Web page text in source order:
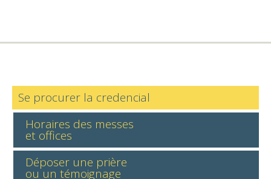
Se procurer la credencial
Horaires des messes
et offices
Déposer une prière
ou un témoignage